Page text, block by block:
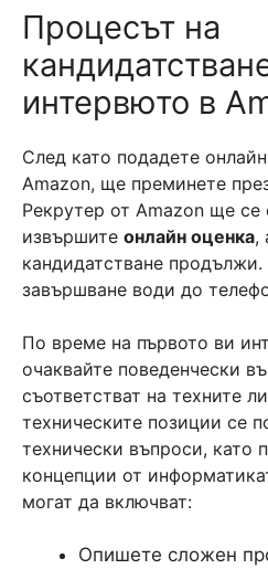
Процесът на
интервюто в
След като подадете
Amazon, ще преминете
Рекрутер от Amazon ще се
извършите онлайн оценка,
кандидатстване
завършване води до
По време на първото ви
очаквайте поведенчески
съответстват на техните
техническите позиции се
технически въпроси, като
концепции от
могат да включват:
Опишете сложен